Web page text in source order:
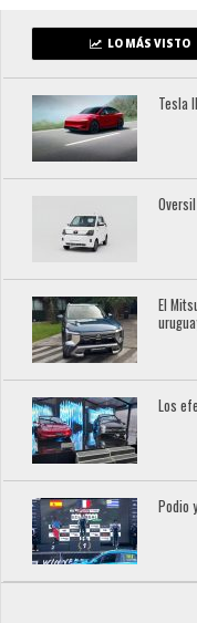
LO MÁS VISTO
Tesla
El
Los
Podio